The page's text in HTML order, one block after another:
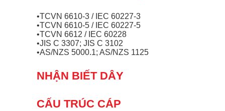
•TCVN 6610-3 / IEC 60227-3
•TCVN 6610-5 / IEC 60227-5
•TCVN 6612 / IEC 60228
•JIS C 3307; JIS C 3102
•AS/NZS 5000.1; AS/NZS 1125
NHẬN BIẾT DÂY
CẤU TRÚC CÁP